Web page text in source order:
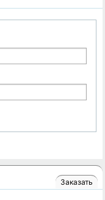
Заказать